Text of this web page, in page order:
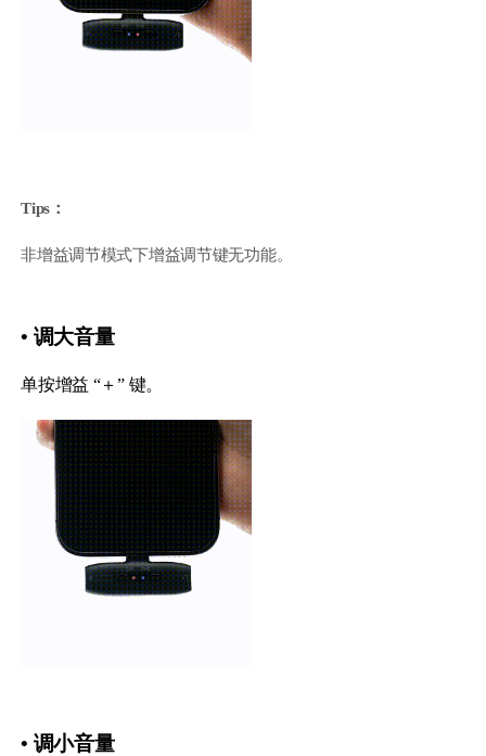
Tips：
非增益调节模式下增益调节键无功能。
• 调大音量
单按增益 “＋” 键。
• 调小音量